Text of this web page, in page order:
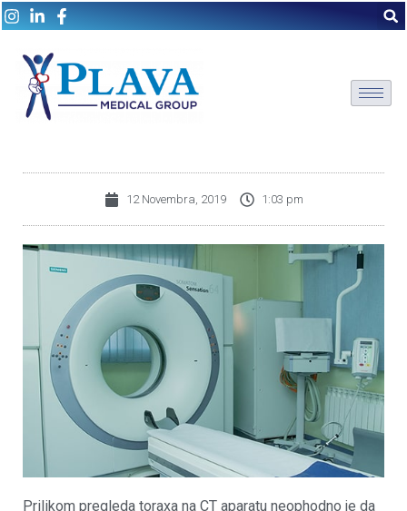
12 Novembra, 2019 1:03 pm
Prilikom pregleda toraxa na CT aparatu neophodno je da